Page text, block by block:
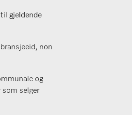
gjeldende
non
og
selger